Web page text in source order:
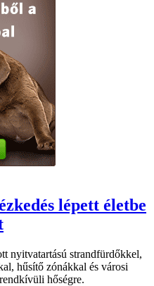
lépett életbe
nyitvatartású strandfürdőkkel,
hűsítő zónákkal és városi
hőségre.